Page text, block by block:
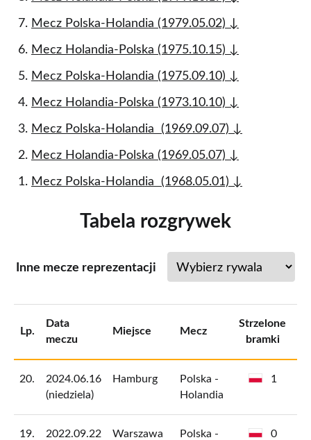
Mecz Polska-Holandia (1979.05.02) ↓
Mecz Holandia-Polska (1975.10.15) ↓
Mecz Polska-Holandia (1975.09.10) ↓
Mecz Holandia-Polska (1973.10.10) ↓
Mecz Polska-Holandia (1969.09.07) ↓
Mecz Holandia-Polska (1969.05.07) ↓
Mecz Polska-Holandia (1968.05.01) ↓
​Tabela rozgrywek
Inne mecze reprezentacji
Lp.
Data
meczu
Miejsce Mecz
Strzelone
bramki
20.
2024.06.16
(niedziela)
Hamburg
Polska -
Holandia
1
19.
2022.09.22
Warszawa
Polska -
0